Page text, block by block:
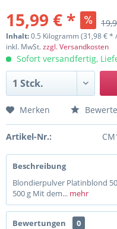
15,99 € *
Inhalt:0.5 Kilogramm (31,98 € *
inkl. MwSt.zzgl. Versandkosten
Sofort versandfertig,
Merken
Artikel-Nr.:
Beschreibung
Blondierpulver Platinblond
500 g Mit dem... mehr
Bewertungen
0